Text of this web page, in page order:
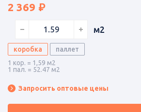
2 369
м2
коробка
паллет
1 кор. = 1,59 м2
1 пал. = 52.47 м2
Запросить оптовые цены